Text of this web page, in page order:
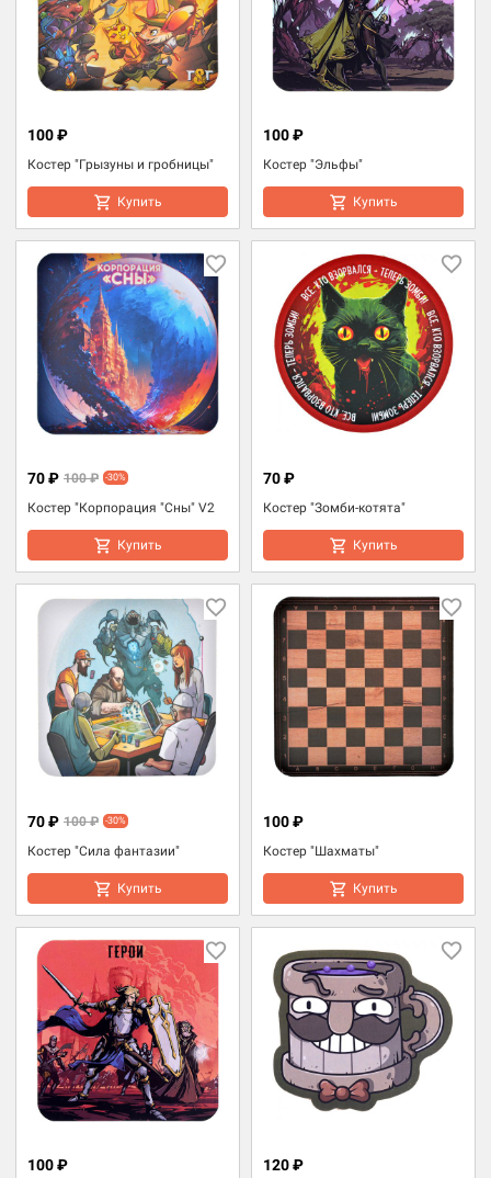
Костер "Грызуны и гробницы"
100 ₽
Купить
Костер "Эльфы"
100 ₽
Купить
Костер "Корпорация "Сны" V2
70 ₽ 100 ₽ -30%
Купить
Костер "Зомби-котята"
70 ₽
Купить
Костер "Сила фантазии"
70 ₽ 100 ₽ -30%
Купить
Костер "Шахматы"
100 ₽
Купить
100 ₽ 120 ₽